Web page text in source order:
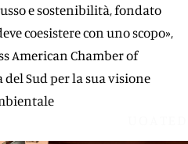
e sostenibilità, fondato
coesistere con uno scopo»,
American Chamber of
Sud per la sua visione